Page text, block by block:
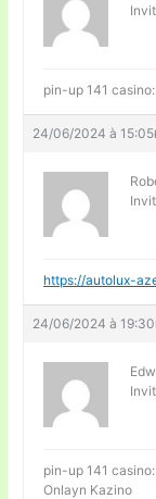
pin-up 141 casino:
24/06/2024 à 15:05
https://autolux-
24/06/2024 à 19:30
pin-up 141 casino:
Onlayn Kazino